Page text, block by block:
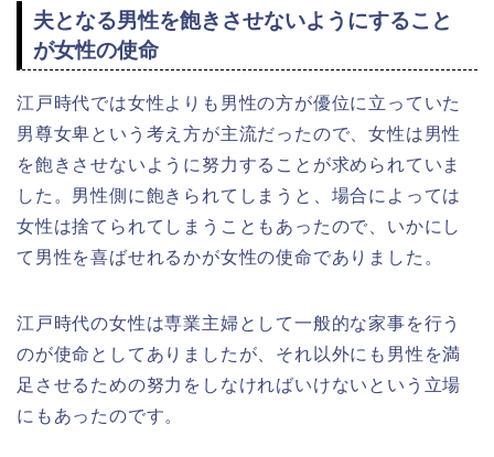
夫となる男性を飽きさせないようにすること
が女性の使命
江戸時代では女性よりも男性の方が優位に立っていた
男尊女卑という考え方が主流だったので、女性は男性
を飽きさせないように努力することが求められていま
した。男性側に飽きられてしまうと、場合によっては
女性は捨てられてしまうこともあったので、いかにし
て男性を喜ばせれるかが女性の使命でありました。
江戸時代の女性は専業主婦として一般的な家事を行う
のが使命としてありましたが、それ以外にも男性を満
足させるための努力をしなければいけないという立場
にもあったのです。